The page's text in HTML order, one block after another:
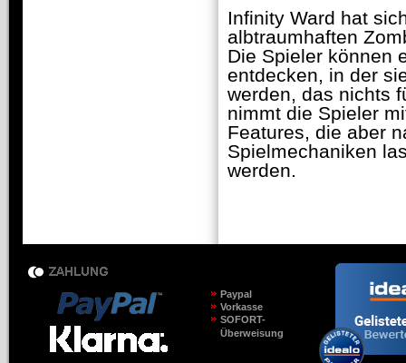
Infinity Ward hat
albtraumhaften
Die Spieler können
entdecken, in der
werden, das nichts
nimmt die Spieler
Features, die aber
Spielmechaniken
werden.
Paypal
Vorkasse
SOFORT-
Überweisung